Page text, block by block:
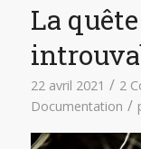
La
22 avril 2021 / 2
Documentation /